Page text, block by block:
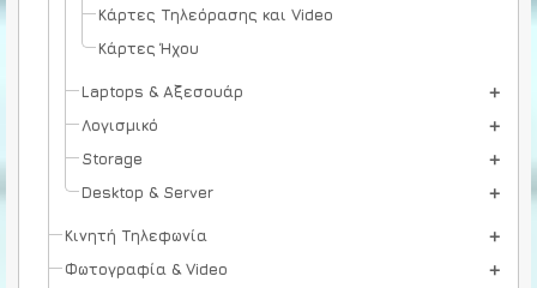
Κάρτες Τηλεόρασης και Video
Κάρτες Ήχου
Laptops & Αξεσουάρ
Λογισμικό
Storage
Desktop & Server
Κινητή Τηλεφωνία
Φωτογραφία & Video